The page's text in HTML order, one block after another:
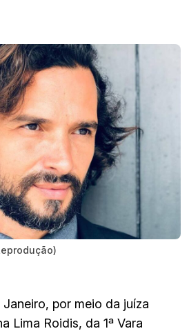
por meio da juíza
Lima Roidis, da 1ª Vara